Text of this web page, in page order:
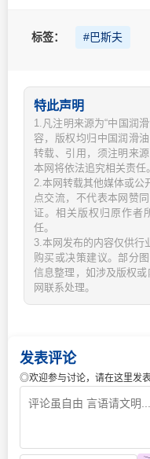
标签： #巴斯夫
特此声明
1.凡注明来源为“中国润
容，版权均归中国润滑
转载、引用，须注明来
本网将依法追究相关责任。
2.本网转载其他媒体或公
点交流，不代表本网赞
证。相关版权归原作者
任。
3.本网发布的内容仅供行
购买或决策建议。部分
信息整理，如涉及版权
网联系处理。
发表评论
◎欢迎参与讨论，请在这里发